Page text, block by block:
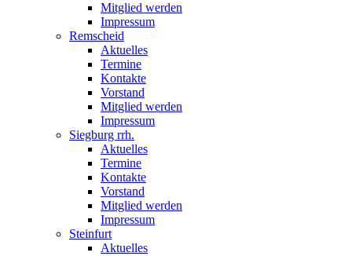
Mitglied werden
Impressum
Remscheid
Aktuelles
Termine
Kontakte
Vorstand
Mitglied werden
Impressum
Siegburg rrh.
Aktuelles
Termine
Kontakte
Vorstand
Mitglied werden
Impressum
Steinfurt
Aktuelles